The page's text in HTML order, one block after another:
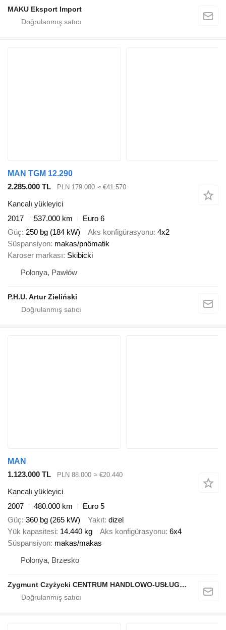
MAKU Eksport Import
MAN TGM 12.290
2.285.000 TL
PLN 179.000 ≈ €41.570
Kancalı yükleyici
2017
537.000 km
Euro 6
Güç 250 bg (184 kW) Aks konfigürasyonu 4x2
Süspansiyon makas/pnömatik
Karoser markası Skibicki
Polonya, Pawłów
P.H.U. Artur Zieliński
MAN
1.123.000 TL
PLN 88.000 ≈ €20.440
Kancalı yükleyici
2007
480.000 km
Euro 5
Güç 360 bg (265 kW) Yakıt dizel
Yük kapasitesi 14.440 kg Aks konfigürasyonu 6x4
Süspansiyon makas/makas
Polonya, Brzesko
Zygmunt Czyżycki CENTRUM HANDLOWO-USŁUGOWO-PRODUKCYJNE "Porąbka"